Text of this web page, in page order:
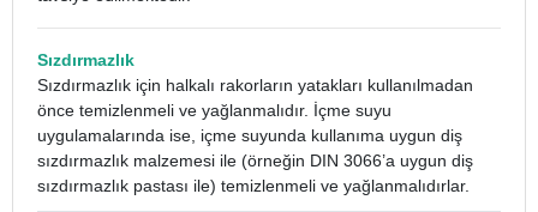
Sızdırmazlık
Sızdırmazlık için halkalı rakorların yatakları kullanılmadan
önce temizlenmeli ve yağlanmalıdır. İçme suyu
uygulamalarında ise, içme suyunda kullanıma uygun diş
sızdırmazlık malzemesi ile (örneğin DIN 3066’a uygun diş
sızdırmazlık pastası ile) temizlenmeli ve yağlanmalıdırlar.